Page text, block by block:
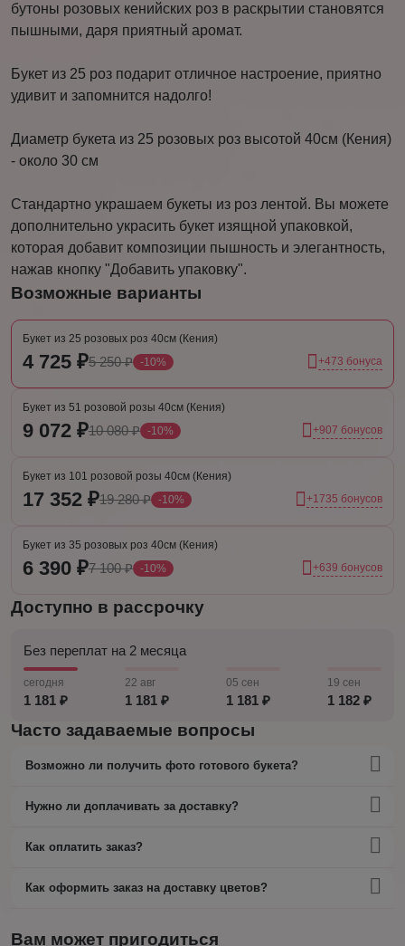
бутоны розовых кенийских роз в раскрытии становятся
пышными, даря приятный аромат.
Букет из 25 роз подарит отличное настроение, приятно
удивит и запомнится надолго!
Диаметр букета из 25 розовых роз высотой 40см (Кения)
- около 30 см
Стандартно украшаем букеты из роз лентой. Вы можете
дополнительно украсить букет изящной упаковкой,
которая добавит композиции пышность и элегантность,
нажав кнопку "Добавить упаковку".
Возможные варианты
Букет из 25 розовых роз 40см (Кения)
4 725 ₽5 250 ₽ -10% +473 бонуса
Букет из 51 розовой розы 40см (Кения)
9 072 ₽10 080 ₽ -10% +907 бонусов
Букет из 101 розовой розы 40см (Кения)
17 352 ₽19 280 ₽ -10% +1735 бонусов
Букет из 35 розовых роз 40см (Кения)
6 390 ₽7 100 ₽ -10% +639 бонусов
Доступно в рассрочку
Без переплат на 2 месяца
сегодня
1 181 ₽
22 авг
1 181 ₽
05 сен
1 181 ₽
19 сен
1 182 ₽
Часто задаваемые вопросы
Возможно ли получить фото готового букета?
Нужно ли доплачивать за доставку?
Как оплатить заказ?
Как оформить заказ на доставку цветов?
Вам может пригодиться